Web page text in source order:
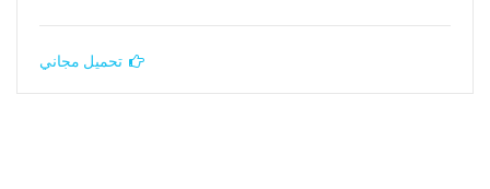
تحميل مجاني